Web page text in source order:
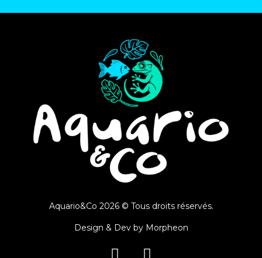
Aquario&Co 2026 © Tous droits réservés.
Design & Dev by Morpheon